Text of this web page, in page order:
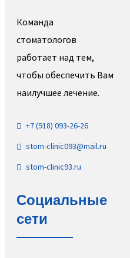
Команда
стоматологов
работает над тем,
чтобы обеспечить Вам
наилучшее лечение.
+7 (918) 093-26-26
stom-clinic093@mail.ru
stom-clinic93.ru
Социальные
сети